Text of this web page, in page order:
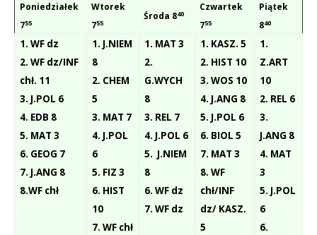
Poniedziałek
755
Wtorek
755
Środa 840
Czwartek
755
Piątek
840
1. WF dz
2. WF dz/INF
chł. 11
3. J.POL 6
4. EDB 8
5. MAT 3
6. GEOG 7
7. J.ANG 8
8.WF chł
1. J.NIEM
8
2. CHEM
5
3. MAT 7
4. J.POL
6
5. FIZ 3
6. HIST
10
7. WF chł
1. MAT 3
2.
G.WYCH
8
3. REL 7
4. J.POL 6
5. J.NIEM
8
6. WF dz
7. WF dz
1. KASZ. 5
2. HIST 10
3. WOS 10
4. J.ANG 8
5. J.POL 6
6. BIOL 5
7. MAT 3
8. WF
chł/INF
dz/ KASZ.
5
1.
Z.ART
10
2. REL 6
3.
J.ANG 8
4. MAT
3
5. J.POL
6
6.